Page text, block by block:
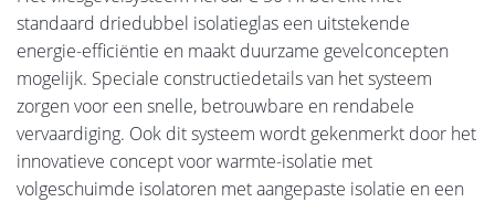
standaard driedubbel isolatieglas een uitstekende
energie-efficiëntie en maakt duurzame gevelconcepten
mogelijk. Speciale constructiedetails van het systeem
zorgen voor een snelle, betrouwbare en rendabele
vervaardiging. Ook dit systeem wordt gekenmerkt door het
innovatieve concept voor warmte-isolatie met
volgeschuimde isolatoren met aangepaste isolatie en een